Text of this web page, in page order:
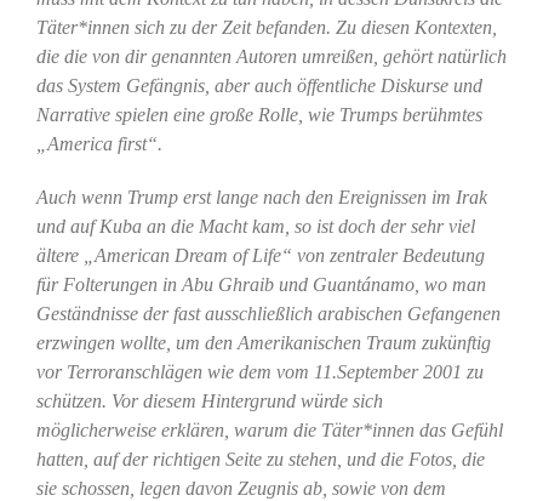
Täter*innen sich zu der Zeit befanden. Zu diesen Kontexten,
die die von dir genannten Autoren umreißen, gehört natürlich
das System Gefängnis, aber auch öffentliche Diskurse und
Narrative spielen eine große Rolle, wie Trumps berühmtes
„America first“.
Auch wenn Trump erst lange nach den Ereignissen im Irak
und auf Kuba an die Macht kam, so ist doch der sehr viel
ältere „American Dream of Life“ von zentraler Bedeutung
für Folterungen in Abu Ghraib und Guantánamo, wo man
Geständnisse der fast ausschließlich arabischen Gefangenen
erzwingen wollte, um den Amerikanischen Traum zukünftig
vor Terroranschlägen wie dem vom 11.September 2001 zu
schützen. Vor diesem Hintergrund würde sich
möglicherweise erklären, warum die Täter*innen das Gefühl
hatten, auf der richtigen Seite zu stehen, und die Fotos, die
sie schossen, legen davon Zeugnis ab, sowie von dem